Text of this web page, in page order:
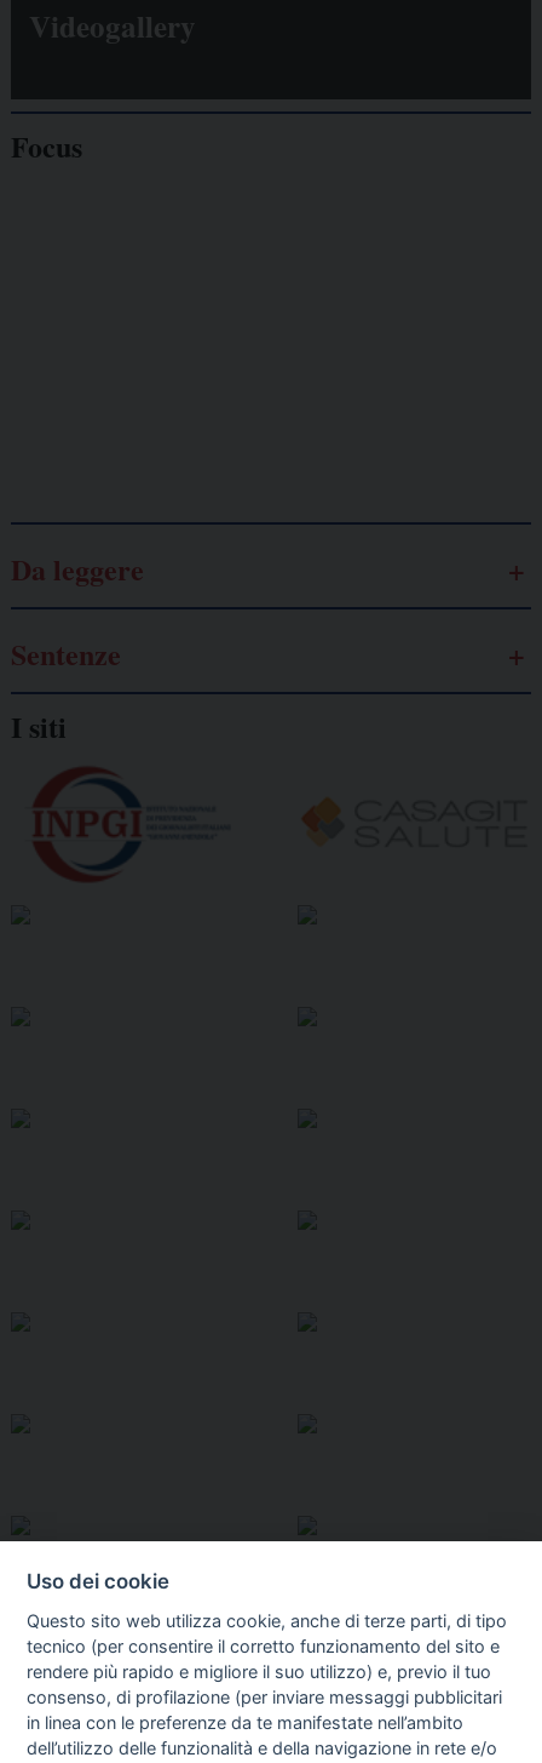
Videogallery
Focus
Da leggere
Sentenze
I siti
I libri
Uso dei cookie
Questo sito web utilizza cookie, anche di terze parti, di tipo
tecnico (per consentire il corretto funzionamento del sito e
rendere più rapido e migliore il suo utilizzo) e, previo il tuo
consenso, di profilazione (per inviare messaggi pubblicitari
in linea con le preferenze da te manifestate nell’ambito
dell’utilizzo delle funzionalità e della navigazione in rete e/o